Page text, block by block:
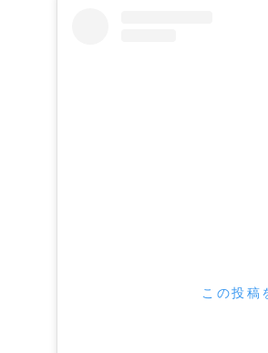
この投